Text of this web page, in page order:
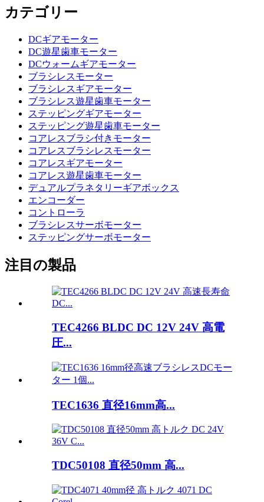
カテゴリー
DCギアモーター
DC遊星歯車モーター
DCウォームギアモーター
ブラシレスモーター
ブラシレスギアモーター
ブラシレス遊星歯車モーター
ステッピングギアモーター
ステッピング遊星歯車モーター
コアレスブラシ付きモーター
コアレスブラシレスモーター
コアレスギアモーター
コアレス遊星歯車モーター
デュアルプラネタリーギアボックス
エンコーダー
コントローラ
ブラシレスサーボモーター
ステッピングサーボモーター
注目の製品
TEC4266 BLDC DC 12V 24V 高電
圧...
TEC1636 直径16mm高...
TDC50108 直径50mm 高...